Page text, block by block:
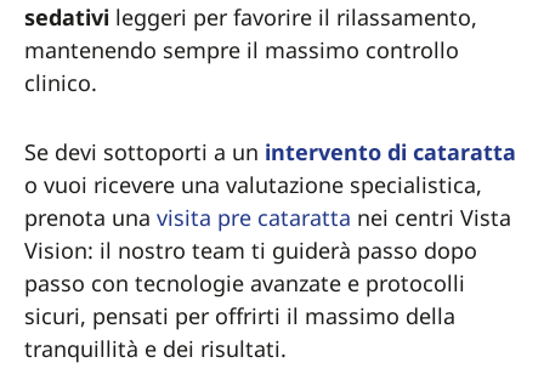
sedativi leggeri per favorire il rilassamento,
mantenendo sempre il massimo controllo
clinico.
Se devi sottoporti a un intervento di cataratta
o vuoi ricevere una valutazione specialistica,
prenota una visita pre cataratta nei centri Vista
Vision: il nostro team ti guiderà passo dopo
passo con tecnologie avanzate e protocolli
sicuri, pensati per offrirti il massimo della
tranquillità e dei risultati.